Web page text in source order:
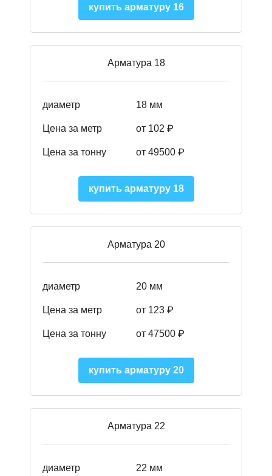
купить арматуру 16
Арматура 18
диаметр 18 мм
Цена за метр от 102 ₽
Цена за тонну от 49500 ₽
купить арматуру 18
Арматура 20
диаметр 20 мм
Цена за метр от 123 ₽
Цена за тонну от 47500 ₽
купить арматуру 20
Арматура 22
диаметр 22 мм